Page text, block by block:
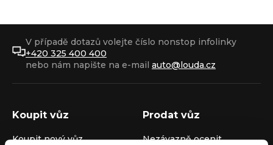
V případě dotazů volejte číslo nonstop infolinky
+420 325 400 400
nebo nám napište na e-mail auto@louda.cz
Koupit vůz
Koupit nový vůz
Prodat vůz
Nezávazně ocenit